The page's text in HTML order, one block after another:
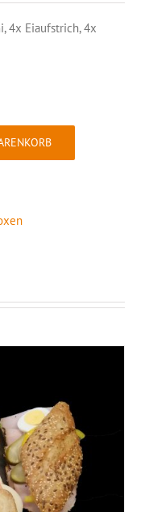
4x Eiaufstrich, 4x